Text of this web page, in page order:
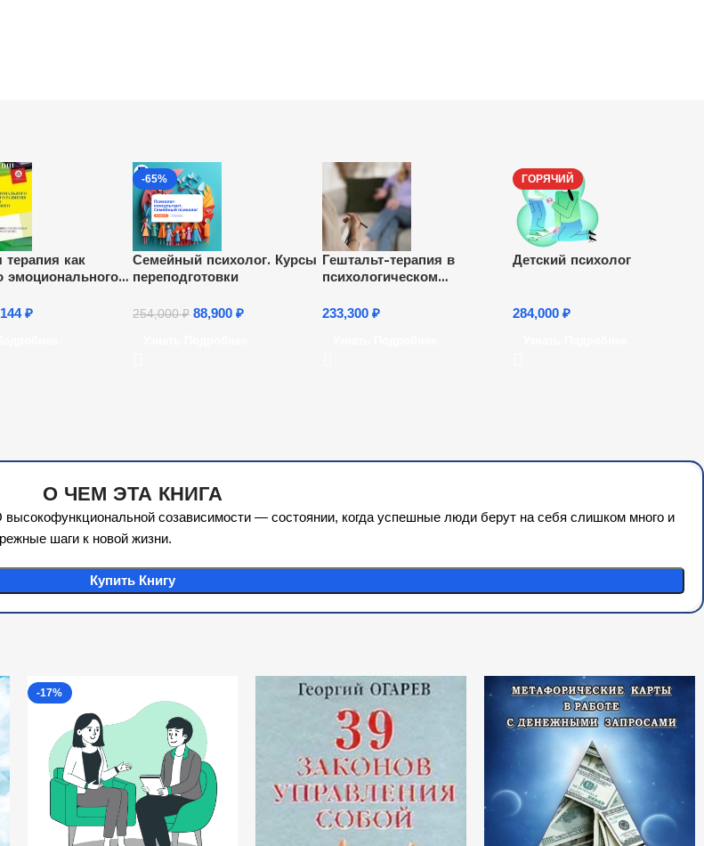
терапия как
эмоционального и
и
₽
-65%
Семейный психолог. Курсы
переподготовки
254,000₽ 88,900 ₽
Гештальт-терапия в
психологическом
233,300₽
ГОРЯЧИЙ
Детский психолог
284,000 ₽
О ЧЕМ ЭТА КНИГА
созависимости — состоянии, когда успешные люди берут на себя слишком много и
шаги к новой жизни.
Купить Книгу
-17%